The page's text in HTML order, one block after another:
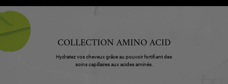
COLLECTION AMINO ACID
Hydratez vos cheveux grâce au pouvoir fortifiant des
soins capillaires aux acides aminés.